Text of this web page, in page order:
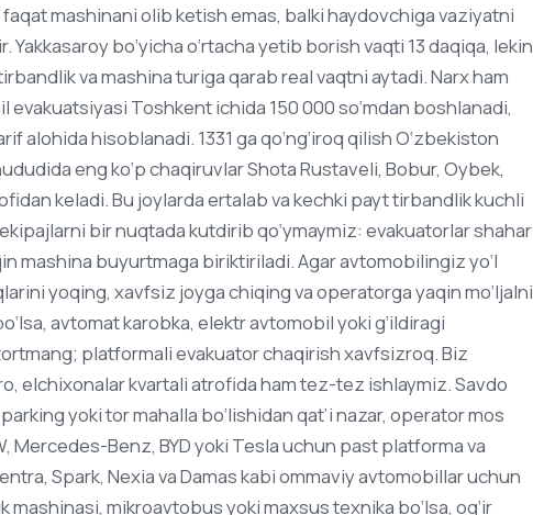
mashinani olib ketish emas, balki haydovchiga vaziyatni
bo‘yicha o‘rtacha yetib borish vaqti 13 daqiqa, lekin
va mashina turiga qarab real vaqtni aytadi. Narx ham
Toshkent ichida 150 000 so‘mdan boshlanadi,
alohida hisoblanadi. 1331 ga qo‘ng‘iroq qilish O‘zbekiston
eng ko‘p chaqiruvlar Shota Rustaveli, Bobur, Oybek,
keladi. Bu joylarda ertalab va kechki payt tirbandlik kuchli
bir nuqtada kutdirib qo‘ymaymiz: evakuatorlar shahar
mashina buyurtmaga biriktiriladi. Agar avtomobilingiz yo‘l
yoqing, xavfsiz joyga chiqing va operatorga yaqin mo‘ljalni
avtomat karobka, elektr avtomobil yoki g‘ildiragi
platformali evakuator chaqirish xavfsizroq. Biz
elchixonalar kvartali atrofida ham tez-tez ishlaymiz. Savdo
yoki tor mahalla bo‘lishidan qat’i nazar, operator mos
Mercedes-Benz, BYD yoki Tesla uchun past platforma va
Spark, Nexia va Damas kabi ommaviy avtomobillar uchun
mashinasi, mikroavtobus yoki maxsus texnika bo‘lsa, og‘ir